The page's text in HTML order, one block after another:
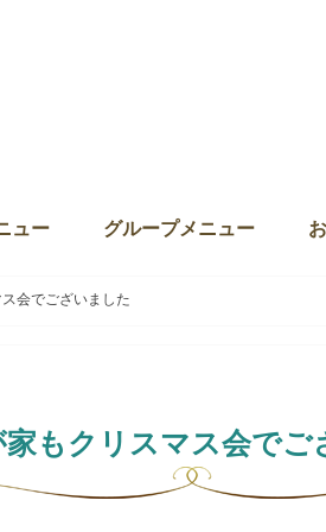
ュー グループメニュー
会でございました
もクリスマス会でご